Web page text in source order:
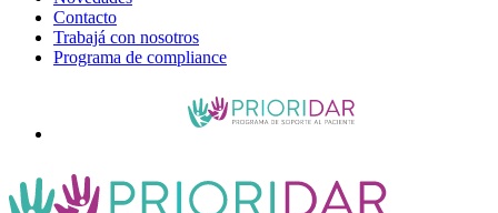
Contacto
Trabajá con nosotros
Programa de compliance